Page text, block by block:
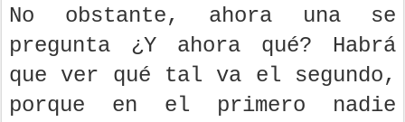
No obstante, ahora una se
pregunta ¿Y ahora qué? Habrá
que ver qué tal va el segundo,
porque en el primero nadie